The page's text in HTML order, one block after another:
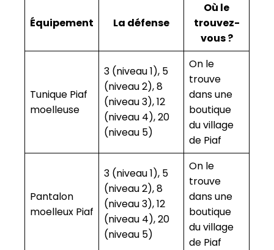
Équipement La défense
Où le
trouvez-
vous ?
Tunique Piaf
moelleuse
3 (niveau 1), 5
(niveau 2), 8
(niveau 3), 12
(niveau 4), 20
(niveau 5)
On le
trouve
dans une
boutique
du village
de Piaf
Pantalon
moelleux Piaf
3 (niveau 1), 5
(niveau 2), 8
(niveau 3), 12
(niveau 4), 20
(niveau 5)
On le
trouve
dans une
boutique
du village
de Piaf